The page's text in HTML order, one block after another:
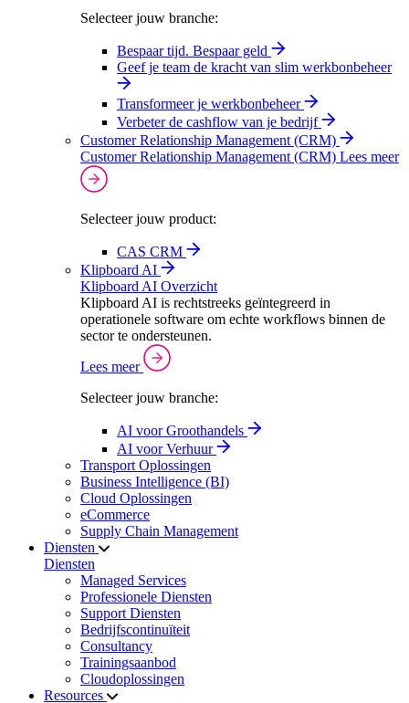
Selecteer jouw branche:
Bespaar tijd. Bespaar geld
Geef je team de kracht van slim werkbonbeheer
Transformeer je werkbonbeheer
Verbeter de cashflow van je bedrijf
Customer Relationship Management (CRM)
Customer Relationship Management (CRM) Lees meer
Selecteer jouw product:
CAS CRM
Klipboard AI
Klipboard AI Overzicht
Klipboard AI is rechtstreeks geïntegreerd in
operationele software om echte workflows binnen de
sector te ondersteunen.
Lees meer
Selecteer jouw branche:
AI voor Groothandels
AI voor Verhuur
Transport Oplossingen
Business Intelligence (BI)
Cloud Oplossingen
eCommerce
Supply Chain Management
Diensten
Diensten
Managed Services
Professionele Diensten
Support Diensten
Bedrijfscontinuïteit
Consultancy
Trainingsaanbod
Cloudoplossingen
Resources